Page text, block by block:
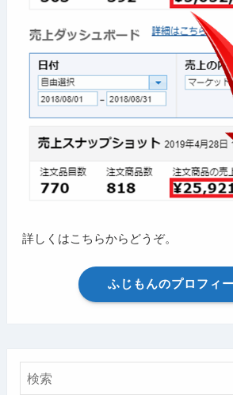
詳しくはこちらからどうぞ。
ふじもんのプロフィ